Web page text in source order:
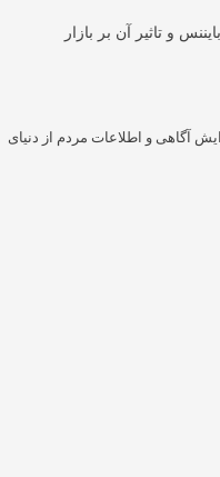
آگاهی و اطلاعات مردم از دنیای